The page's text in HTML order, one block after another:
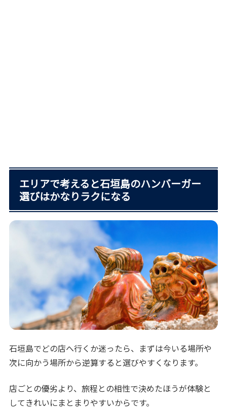
エリアで考えると石垣島のハンバーガー
選びはかなりラクになる
石垣島でどの店へ行くか迷ったら、まずは今いる場所や
次に向かう場所から逆算すると選びやすくなります。
店ごとの優劣より、旅程との相性で決めたほうが体験と
してきれいにまとまりやすいからです。